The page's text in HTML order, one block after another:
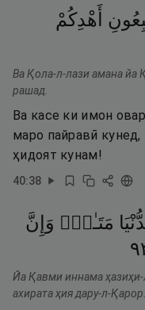
أَهْدِكُمْ
Ва Қола-л-лази амана йа
рашад.
Ва касе ки имон
маро пайравӣ
ҳидоят кунам!
40:38
مَتَـٰعٌۭ وَإِنَّ
Йа Қавми иннама ҳазиҳи-
ахирата ҳия дару-л-Қарор.